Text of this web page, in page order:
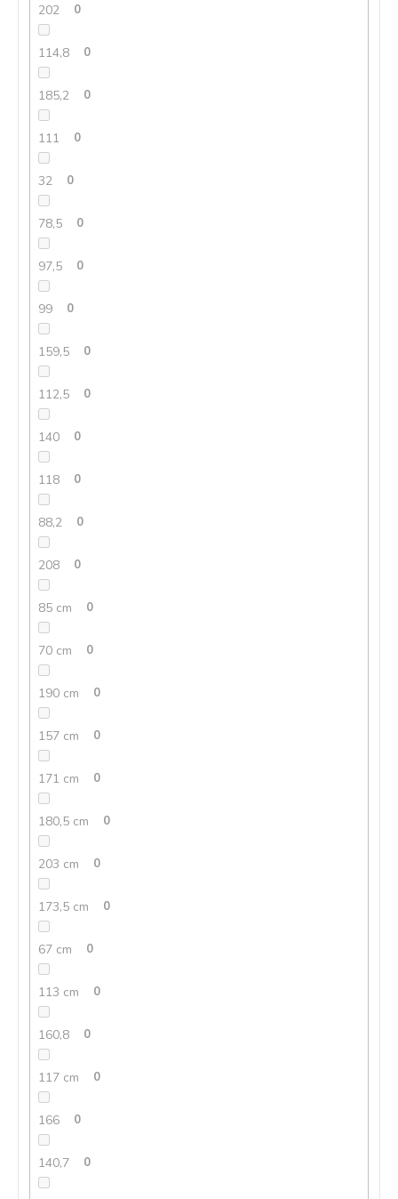
202 0
114,8 0
185,2 0
111 0
32 0
78,5 0
97,5 0
99 0
159,5 0
112,5 0
140 0
118 0
88,2 0
208 0
85 cm 0
70 cm 0
190 cm 0
157 cm 0
171 cm 0
180,5 cm 0
203 cm 0
173,5 cm 0
67 cm 0
113 cm 0
160,8 0
117 cm 0
166 0
140,7 0